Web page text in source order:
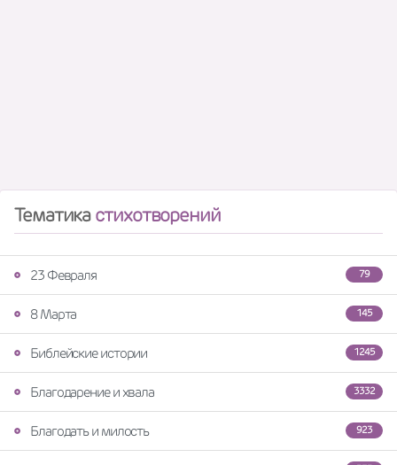
Тематикастихотворений
79
23 Февраля
145
8 Марта
1245
Библейские истории
3332
Благодарение и хвала
923
Благодать и милость